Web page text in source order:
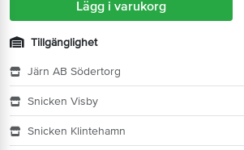
Lägg i varukorg
Tillgänglighet
Järn AB Södertorg
Snicken Visby
Snicken Klintehamn